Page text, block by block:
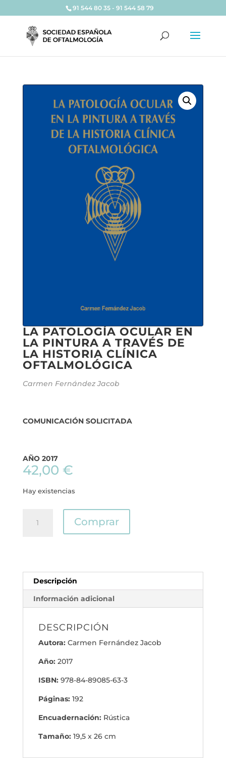
91 544 80 35 - 91 544 58 79
LA PATOLOGÍA OCULAR EN
LA PINTURA A TRAVÉS DE
LA HISTORIA CLÍNICA
OFTALMOLÓGICA
Carmen Fernández Jacob
COMUNICACIÓN SOLICITADA
AÑO 2017
42,00 €
Hay existencias
patología
pintura
través
de
historia
clínica
cantidad
Comprar
Descripción
Información adicional
DESCRIPCIÓN
Autora: Carmen Fernández Jacob
Año: 2017
ISBN: 978-84-89085-63-3
Páginas: 192
Encuadernación: Rústica
Tamaño: 19,5 x 26 cm